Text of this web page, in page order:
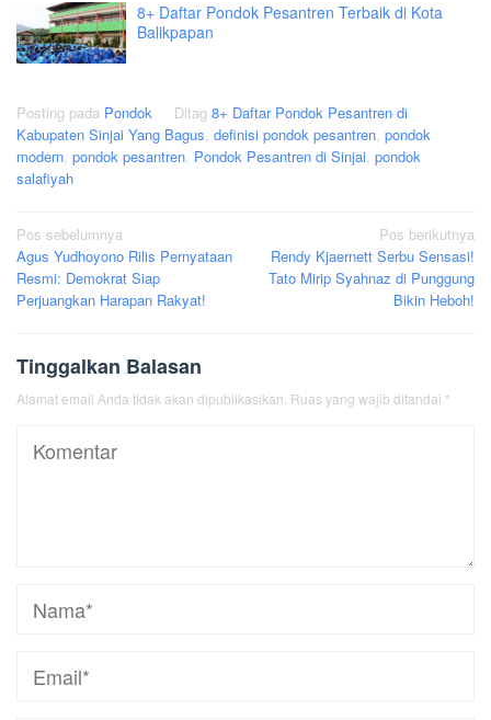
8+ Daftar Pondok Pesantren Terbaik di Kota
Balikpapan
Posting pada Pondok Ditag 8+ Daftar Pondok Pesantren di
Kabupaten Sinjai Yang Bagus, definisi pondok pesantren, pondok
modern, pondok pesantren, Pondok Pesantren di Sinjai, pondok
salafiyah
Navigasi
pos
Pos sebelumnya
Agus Yudhoyono Rilis Pernyataan
Resmi: Demokrat Siap
Perjuangkan Harapan Rakyat!
Pos berikutnya
Rendy Kjaernett Serbu Sensasi!
Tato Mirip Syahnaz di Punggung
Bikin Heboh!
Tinggalkan Balasan
Alamat email Anda tidak akan dipublikasikan. Ruas yang wajib ditandai *